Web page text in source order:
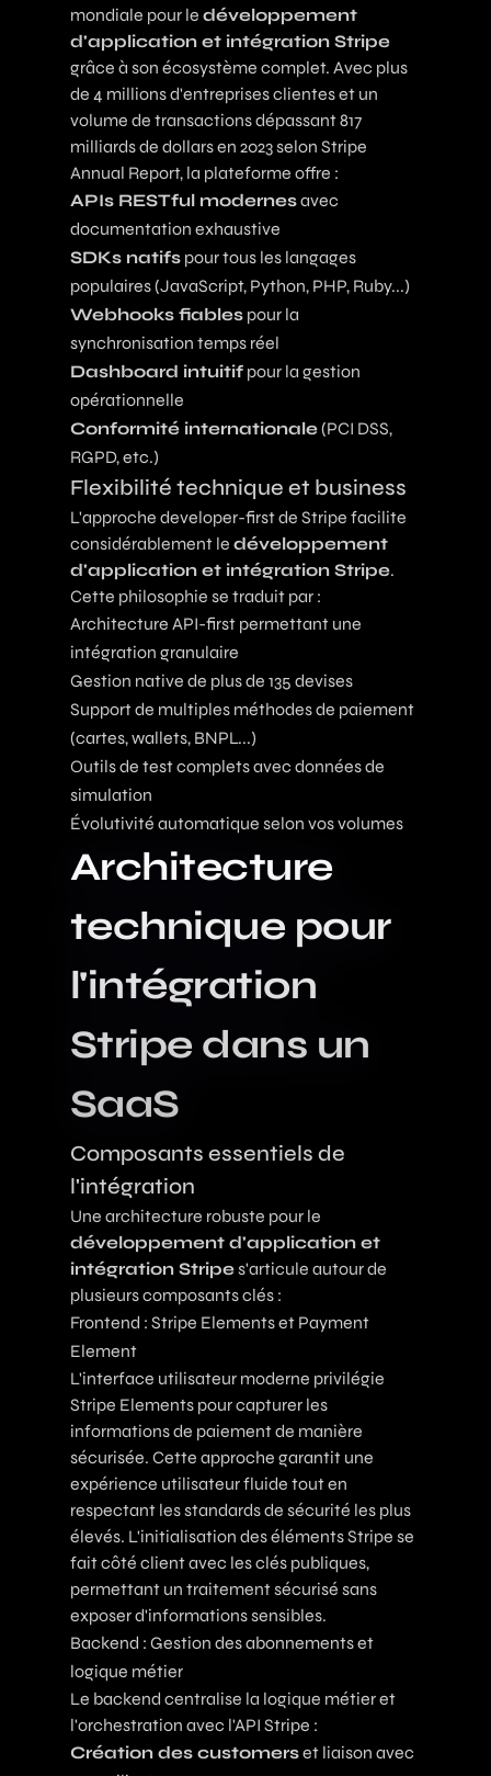
mondiale pour le développement
d'application et intégration Stripe
grâce à son écosystème complet. Avec plus
de 4 millions d'entreprises clientes et un
volume de transactions dépassant 817
milliards de dollars en 2023 selon Stripe
Annual Report, la plateforme offre :
APIs RESTful modernesavec
documentation exhaustive
SDKs natifs pour tous les langages
populaires (JavaScript, Python, PHP, Ruby...)
Webhooks fiables pour la
synchronisation temps réel
Dashboard intuitif pour la gestion
opérationnelle
Conformité internationale(PCI DSS,
RGPD, etc.)
Flexibilité technique et business
L'approche developer-first de Stripe facilite
considérablement le développement
d'application et intégration Stripe.
Cette philosophie se traduit par :
Architecture API-first permettant une
intégration granulaire
Gestion native de plus de 135 devises
Support de multiples méthodes de paiement
(cartes, wallets, BNPL...)
Outils de test complets avec données de
simulation
Évolutivité automatique selon vos volumes
Architecture
technique pour
l'intégration
Stripe dans un
SaaS
Composants essentiels de
l'intégration
Une architecture robuste pour le
développement d'application et
intégration Stripes'articule autour de
plusieurs composants clés :
Frontend : Stripe Elements et Payment
Element
L'interface utilisateur moderne privilégie
Stripe Elements pour capturer les
informations de paiement de manière
sécurisée. Cette approche garantit une
expérience utilisateur fluide tout en
respectant les standards de sécurité les plus
élevés. L'initialisation des éléments Stripe se
fait côté client avec les clés publiques,
permettant un traitement sécurisé sans
exposer d'informations sensibles.
Backend : Gestion des abonnements et
logique métier
Le backend centralise la logique métier et
l'orchestration avec l'API Stripe :
Création des customerset liaison avec